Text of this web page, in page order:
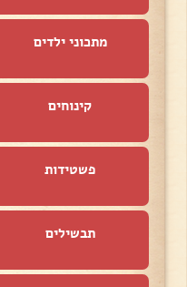
מתכוני ילדים
קינוחים
פשטידות
תבשילים